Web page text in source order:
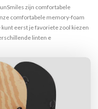
zijn comfortabele
comfortabele memory-foam
eerst je favoriete zool kiezen
linten e